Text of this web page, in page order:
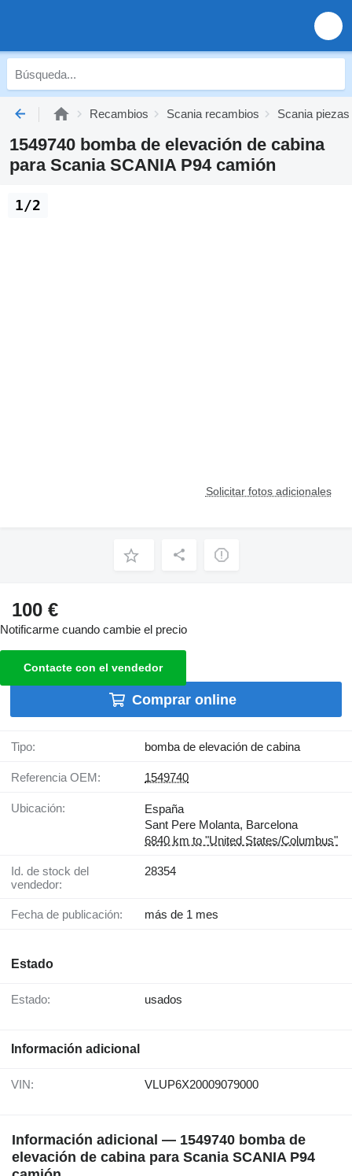
Recambios Scania recambios Scania
1549740 bomba de elevación de cabina
para Scania SCANIA P94 camión
Solicitar fotos adicionales
1/2
100 €
Notificarme cuando cambie el precio
Contacte con el vendedor
Comprar online
Tipo: bomba de elevación de cabina
Referencia OEM: 1549740
Ubicación:
España
Sant Pere Molanta, Barcelona
6840 km to "United States/Columbus"
Id. de stock del
vendedor:
28354
Fecha de publicación: más de 1 mes
Estado
Estado: usados
Información adicional
VIN: VLUP6X20009079000
Información adicional — 1549740 bomba de
elevación de cabina para Scania SCANIA P94